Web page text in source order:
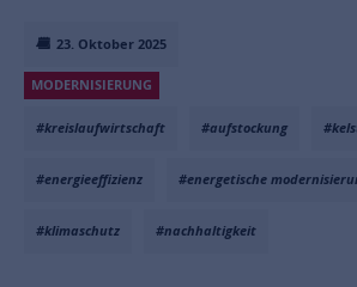
23. Oktober 2025
MODERNISIERUNG
#kreislaufwirtschaft #aufstockung
#energieeffizienz #energetische
#klimaschutz #nachhaltigkeit